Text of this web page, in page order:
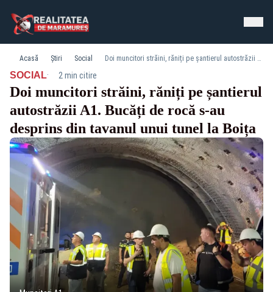
Acasă Știri Social Doi muncitori străini, răniți pe șantierul autostrăzii A1. Bucăți de rocă s-au desprins din tavanul unui tunel la Boița
SOCIAL· 2 min citire
Doi muncitori străini, răniți pe șantierul
autostrăzii A1. Bucăți de rocă s-au
desprins din tavanul unui tunel la Boița